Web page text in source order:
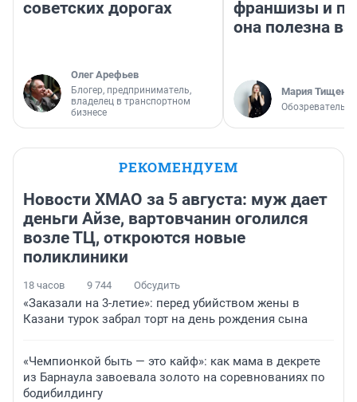
советских дорогах
Олег Арефьев
Блогер, предприниматель,
владелец в транспортном
бизнесе
франшизы и
она полезна
Мария Тищенко
Обозреватель
РЕКОМЕНДУЕМ
Новости ХМАО за 5 августа: муж дает
деньги Айзе, вартовчанин оголился
возле ТЦ, откроются новые
поликлиники
18 часов 9 744 Обсудить
«Заказали на 3-летие»: перед убийством жены в
Казани турок забрал торт на день рождения сына
«Чемпионкой быть — это кайф»: как мама в декрете
из Барнаула завоевала золото на соревнованиях по
бодибилдингу